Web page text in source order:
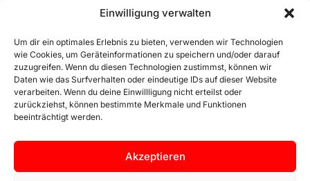
Einwilligung verwalten
Um dir ein optimales Erlebnis zu bieten, verwenden wir Technologien
wie Cookies, um Geräteinformationen zu speichern und/oder darauf
zuzugreifen. Wenn du diesen Technologien zustimmst, können wir
Daten wie das Surfverhalten oder eindeutige IDs auf dieser Website
verarbeiten. Wenn du deine Einwillligung nicht erteilst oder
zurückziehst, können bestimmte Merkmale und Funktionen
beeinträchtigt werden.
Akzeptieren
info@mn-fahrzeugteile.de
 WhatsApp
Öffnungszeiten
 Mo - Fr: 8:00 – 17:00 Uhr
Sa: 10:00 – 14:00 Uhr
INFORMATION
Zahlungsarten
Versandinformationen
Widerrufsbelehrung